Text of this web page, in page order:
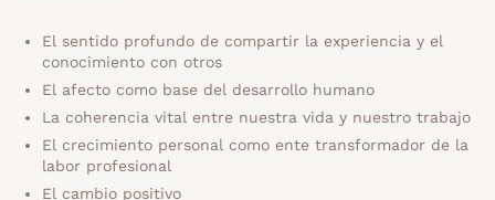
El sentido profundo de compartir la experiencia y el
conocimiento con otros
El afecto como base del desarrollo humano
La coherencia vital entre nuestra vida y nuestro trabajo
El crecimiento personal como ente transformador de la
labor profesional
El cambio positivo